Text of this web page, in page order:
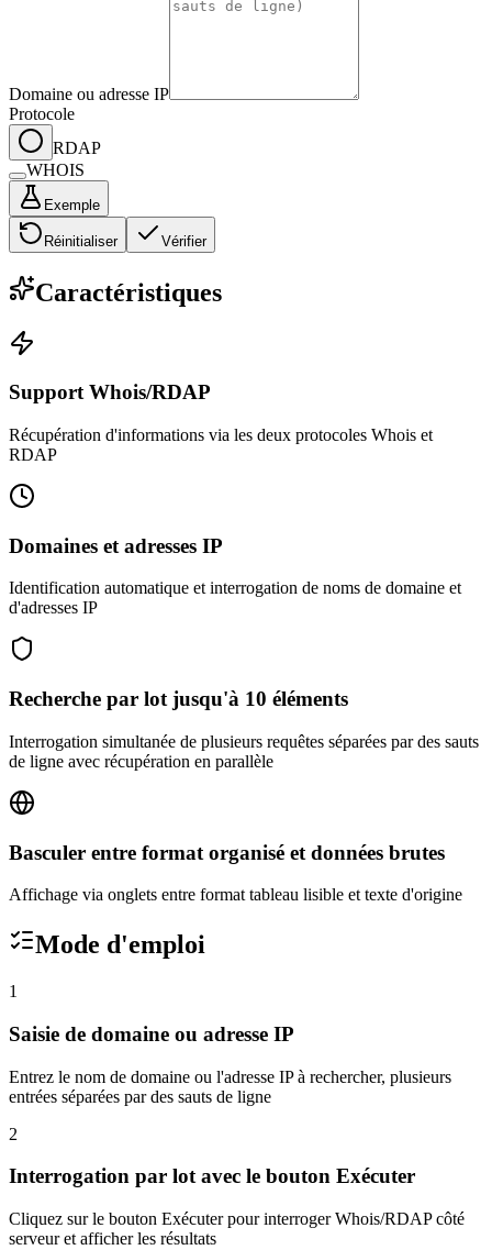
Domaine ou adresse IP
Protocole
RDAP
WHOIS
Exemple
Réinitialiser Vérifier
Caractéristiques
Support Whois/RDAP
Récupération d'informations via les deux protocoles Whois et
RDAP
Domaines et adresses IP
Identification automatique et interrogation de noms de domaine et
d'adresses IP
Recherche par lot jusqu'à 10 éléments
Interrogation simultanée de plusieurs requêtes séparées par des sauts
de ligne avec récupération en parallèle
Basculer entre format organisé et données brutes
Affichage via onglets entre format tableau lisible et texte d'origine
Mode d'emploi
1
Saisie de domaine ou adresse IP
Entrez le nom de domaine ou l'adresse IP à rechercher, plusieurs
entrées séparées par des sauts de ligne
2
Interrogation par lot avec le bouton Exécuter
Cliquez sur le bouton Exécuter pour interroger Whois/RDAP côté
serveur et afficher les résultats